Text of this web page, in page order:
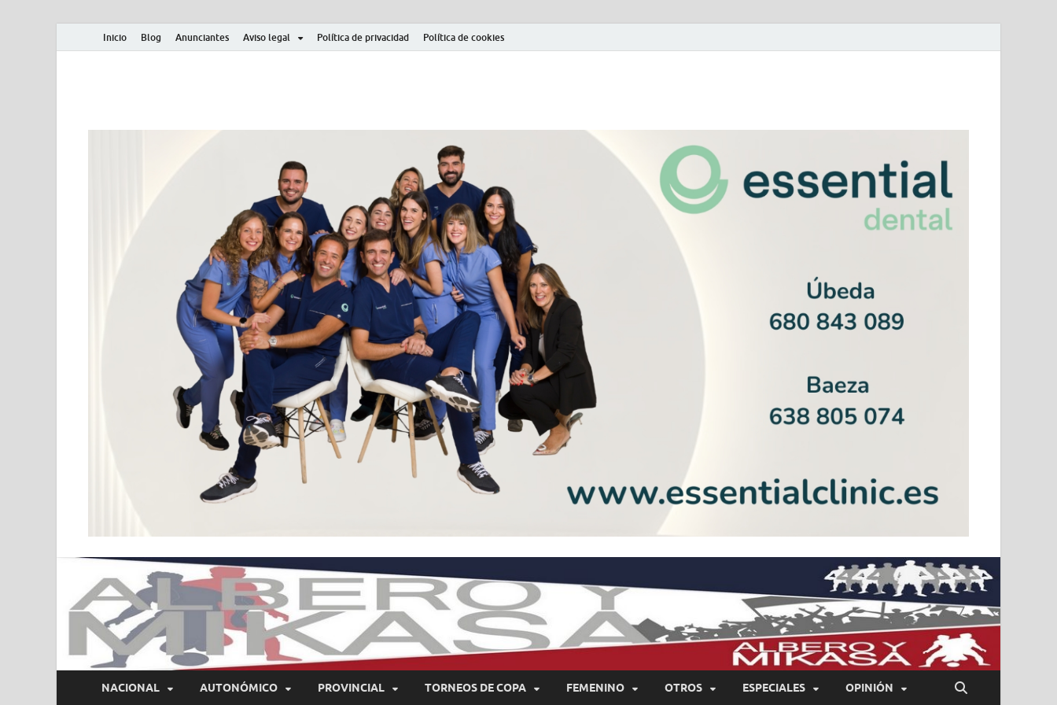
Inicio Blog Anunciantes Aviso legal Política de privacidad Política de cookies
NACIONAL AUTONÓMICO PROVINCIAL TORNEOS DE COPA FEMENINO OTROS ESPECIALES OPINIÓN